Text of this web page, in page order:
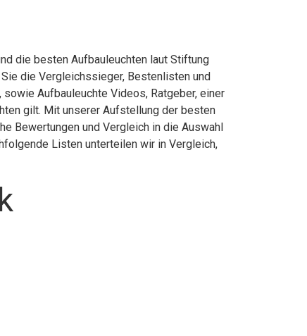
die besten Aufbauleuchten laut Stiftung
die Vergleichssieger, Bestenlisten und
Aufbauleuchte Videos, Ratgeber, einer
gilt. Mit unserer Aufstellung der besten
Bewertungen und Vergleich in die Auswahl
Listen unterteilen wir in Vergleich,